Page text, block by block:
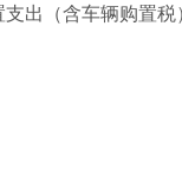
出（含车辆购置